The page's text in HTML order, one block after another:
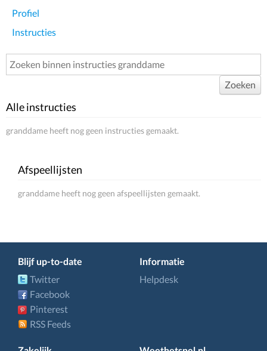
Profiel
Instructies
Zoeken
Alle instructies
granddame heeft nog geen instructies gemaakt.
Afspeellijsten
granddame heeft nog geen afspeellijsten gemaakt.
Blijf up-to-date
Twitter
Facebook
Pinterest
RSS Feeds
Informatie
Helpdesk